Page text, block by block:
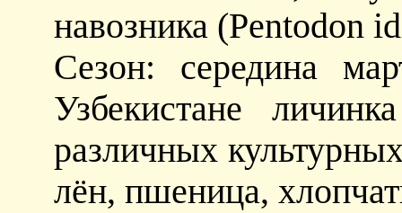
навозника (Pentodon
Сезон: середина
Узбекистане
различных
лён, пшеница,